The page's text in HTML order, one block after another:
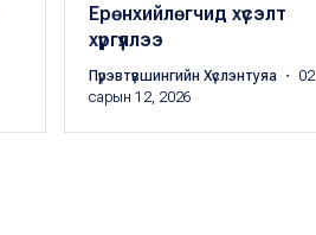
Ерөнхийлөгчид хүсэлт
хүргүүллээ
Пүрэвтүвшингийн Хүслэнтуяа
・ 02
сарын 12, 2026